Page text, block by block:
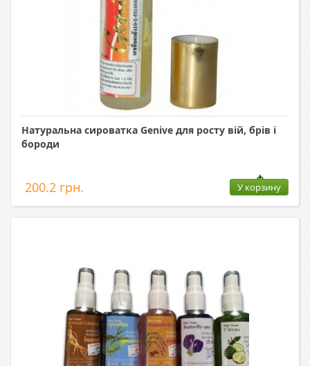
Натуральна сироватка Genive для росту вій, брів і
бороди
200.2 грн. У корзину